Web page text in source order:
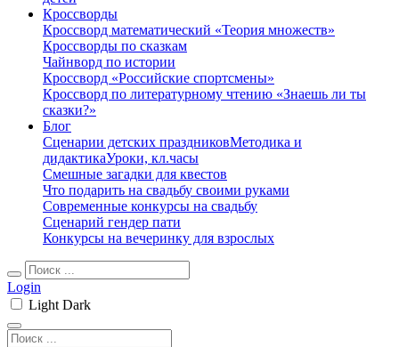
Кроссворды
Кроссворд математический «Теория множеств»
Кроссворды по сказкам
Чайнворд по истории
Кроссворд «Российские спортсмены»
Кроссворд по литературному чтению «Знаешь ли ты
сказки?»
Блог
Сценарии детских праздниковМетодика и
дидактикаУроки, кл.часы
Смешные загадки для квестов
Что подарить на свадьбу своими руками
Современные конкурсы на свадьбу
Сценарий гендер пати
Конкурсы на вечеринку для взрослых
Login
Light Dark